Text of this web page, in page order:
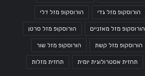
הורוסקופ מזל גדי הורוסקופ מזל דלי
הורוסקופ מזל מאזניים הורוסקופ מזל סרטן
הורוסקופ מזל קשת הורוסקופ מזל שור
תחזית אסטרולוגית יומית תחזית מזלות